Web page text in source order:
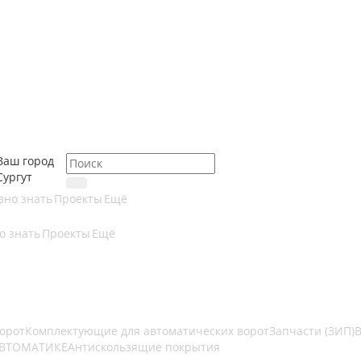
город
знатьПроекты Ещё
знатьПроекты Ещё
Комплектующие для автоматических воротЗапчасти (ЗИП)
Антискользящие покрытия